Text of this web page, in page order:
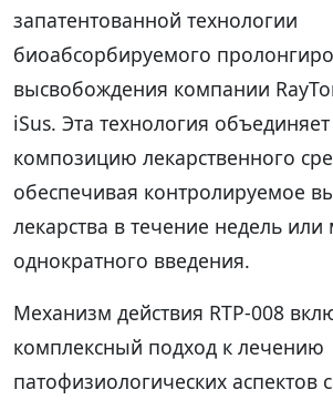
запатентованной технологии
биоабсорбируемого
высвобождения компании
iSus. Эта технология
композицию лекарственного
обеспечивая контролируемое
лекарства в течение недель или
однократного введения.
Механизм действия RTP-008
комплексный подход к лечению
патофизиологических аспектов